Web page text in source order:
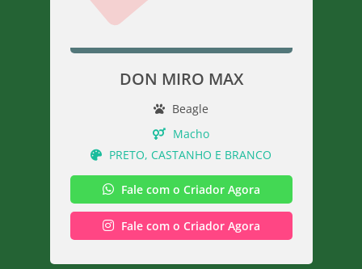
DON MIRO MAX
Beagle
Macho
PRETO, CASTANHO E BRANCO
Fale com o Criador Agora
Fale com o Criador Agora